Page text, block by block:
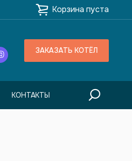
Корзина пуста
ЗАКАЗАТЬ КОТЁЛ
КОНТАКТЫ